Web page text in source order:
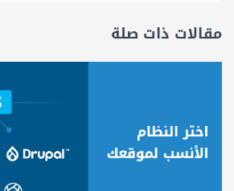
مقالات ذات صلة